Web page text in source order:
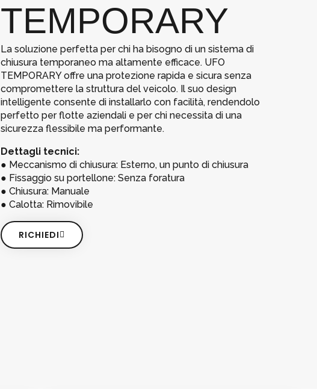
TEMPORARY
La soluzione perfetta per chi ha bisogno di un sistema di
chiusura temporaneo ma altamente efficace. UFO
TEMPORARY offre una protezione rapida e sicura senza
compromettere la struttura del veicolo. Il suo design
intelligente consente di installarlo con facilità, rendendolo
perfetto per flotte aziendali e per chi necessita di una
sicurezza flessibile ma performante.
Dettagli tecnici:
● Meccanismo di chiusura: Esterno, un punto di chiusura
● Fissaggio su portellone: Senza foratura
● Chiusura: Manuale
● Calotta: Rimovibile
RICHIEDI